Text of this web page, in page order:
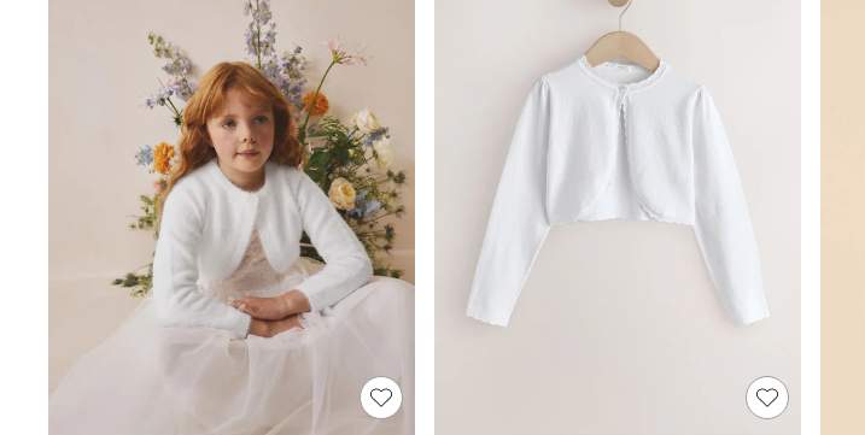
Babygrows & Sleepsuits
Bodysuits & Vests
Coats & Jackets
Dresses
Jumpsuits & Playsuits
Knitwear
Nightwear & Pyjamas
Trousers & Leggings
Schoolwear
Sets & Outfits
Shirts & Blouses
Shorts & Skirts
Sportswear
Sweatshirts & Hoodies